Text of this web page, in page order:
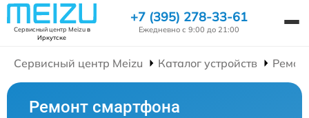
Сервисный центр Meizuв
Иркутске
+7 (395) 278-33-61
Ежедневно с 9:00 до 21:00
Сервисный центр Meizu Каталог устройств
Ремонт смартфона